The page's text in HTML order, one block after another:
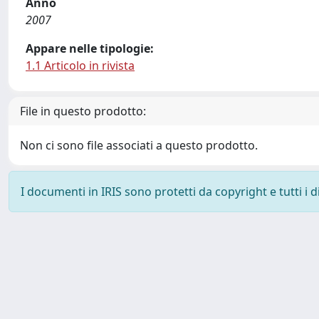
2007
Appare nelle tipologie:
1.1 Articolo in rivista
File in questo prodotto:
Non ci sono file associati a questo prodotto.
I documenti in IRIS sono protetti da copyright e tutti i